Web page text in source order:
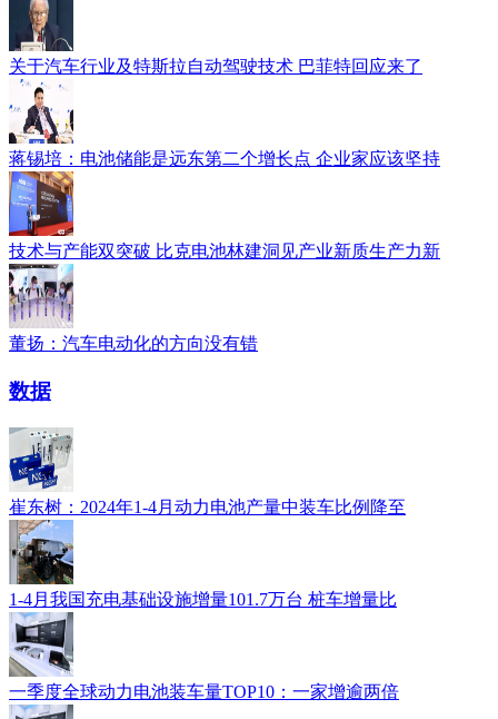
关于汽车行业及特斯拉自动驾驶技术 巴菲特回应来了
蒋锡培：电池储能是远东第二个增长点 企业家应该坚持
技术与产能双突破 比克电池林建洞见产业新质生产力新
董扬：汽车电动化的方向没有错
数据
崔东树：2024年1-4月动力电池产量中装车比例降至
1-4月我国充电基础设施增量101.7万台 桩车增量比
一季度全球动力电池装车量TOP10：一家增逾两倍